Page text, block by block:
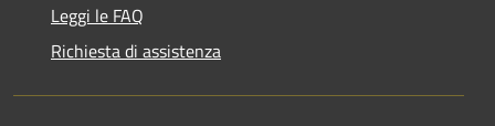
Leggi le FAQ
Richiesta di assistenza